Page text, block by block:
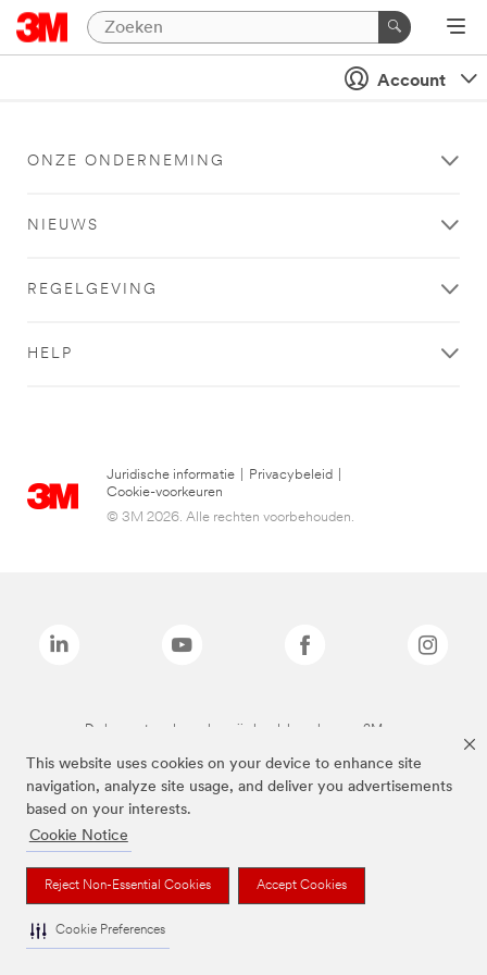
This website uses cookies on your device to enhance site
navigation, analyze site usage, and deliver you advertisements
based on your interests.
Cookie Notice
Reject Non-Essential Cookies Accept Cookies
Cookie Preferences
Account
ONZE ONDERNEMING
NIEUWS
REGELGEVING
HELP
Juridische informatie Privacybeleid
Cookie-voorkeuren
© 3M 2026. Alle rechten voorbehouden.
De bovenstaande merken zijn handelsmerken van 3M.we